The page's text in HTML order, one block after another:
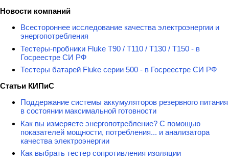
Новости компаний
Всестороннее исследование качества электроэнергии и
энергопотребления
Тестеры-пробники Fluke T90 / T110 / T130 / T150 - в
Госреестре СИ РФ
Тестеры батарей Fluke серии 500 - в Госреестре СИ РФ
Статьи КИПиС
Поддержание системы аккумуляторов резервного питания
в состоянии максимальной готовности
Как вы измеряете энергопотребление? С помощью
показателей мощности, потребления... и анализатора
качества электроэнергии
Как выбрать тестер сопротивления изоляции